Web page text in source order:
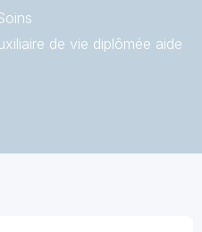
de vie diplômée aide